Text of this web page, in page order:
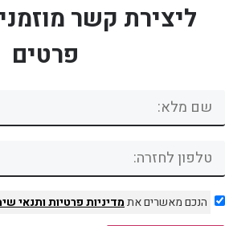
ליצירת קשר
פרטים
הנכם מאשרים אתמדיניות פרטיותותנאי